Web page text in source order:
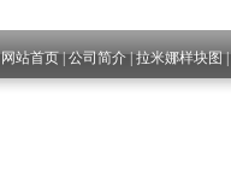
网站首页|公司简介|拉米娜样块图|